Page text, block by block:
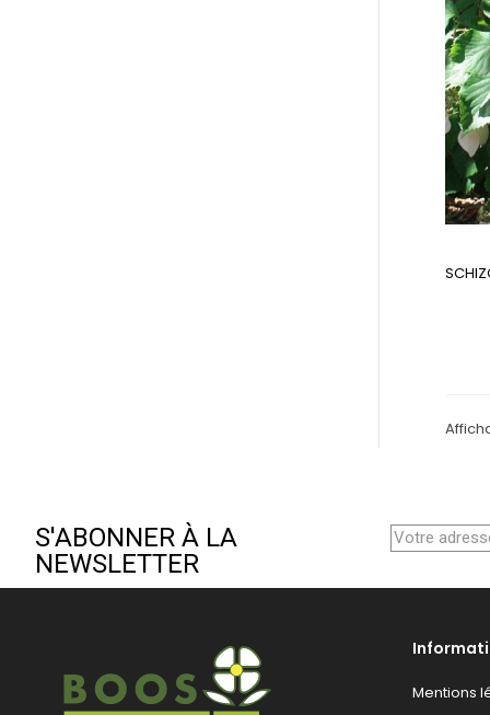
S'ABONNER À LA
NEWSLETTER
Mentions